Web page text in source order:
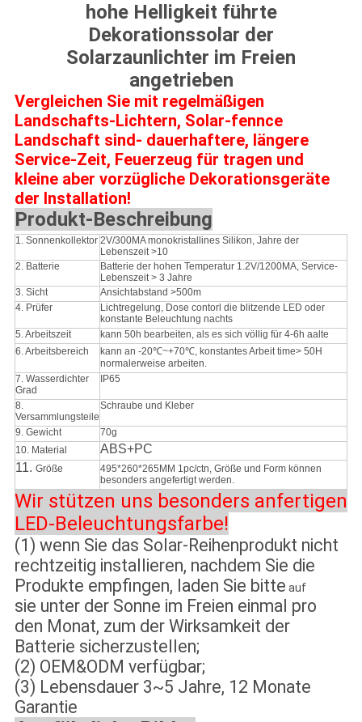
hohe Helligkeit führte
Dekorationssolar der
Solarzaunlichter im Freien
angetrieben
Vergleichen Sie mit regelmäßigen
Landschafts-Lichtern, Solar-fennce
Landschaft sind- dauerhaftere, längere
Service-Zeit, Feuerzeug für tragen und
kleine aber vorzügliche Dekorationsgeräte
der Installation!
Produkt-Beschreibung
1. Sonnenkollektor 2V/300MA monokristallines Silikon, Jahre der
Lebenszeit >10
2. Batterie
Batterie der hohen Temperatur 1.2V/1200MA, Service-
Lebenszeit > 3 Jahre
3. Sicht
Ansichtabstand >500m
4. Prüfer
Lichtregelung, Dose contorl die blitzende LED oder
konstante Beleuchtung nachts
5. Arbeitszeit
kann 50h bearbeiten, als es sich völlig für 4-6h aalte
6. Arbeitsbereich
kann an -20℃~+70℃, konstantes Arbeit time> 50H
normalerweise arbeiten.
7. Wasserdichter
Grad
IP65
8.
Versammlungsteile
Schraube und Kleber
9. Gewicht
70g
10. Material
ABS+PC
11. Größe
495*260*265MM 1pc/ctn, Größe und Form können
besonders angefertigt werden.
Wir stützen uns besonders anfertigen
LED-Beleuchtungsfarbe!
(1) wenn Sie das Solar-Reihenprodukt nicht
rechtzeitig installieren, nachdem Sie die
Produkte empfingen, laden Sie bitte auf
sie unter der Sonne im Freien einmal pro
den Monat, zum der Wirksamkeit der
Batterie sicherzustellen;
(2) OEM&ODM verfügbar;
(3) Lebensdauer 3~5 Jahre, 12 Monate
Garantie